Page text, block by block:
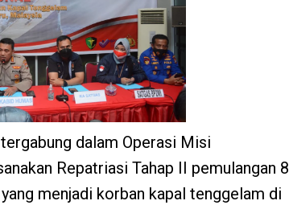
dalam Operasi Misi
Repatriasi Tahap II pemulangan 8
menjadi korban kapal tenggelam di